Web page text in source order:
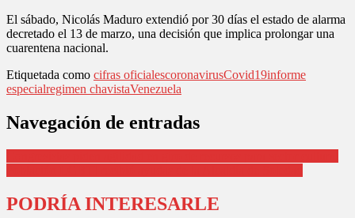
El sábado, Nicolás Maduro extendió por 30 días el estado de alarma
decretado el 13 de marzo, una decisión que implica prolongar una
cuarentena nacional.
Etiquetada como cifras oficialescoronavirusCovid19informe
especialregimen chavistaVenezuela
Navegación de entradas
PODRÍA INTERESARLE